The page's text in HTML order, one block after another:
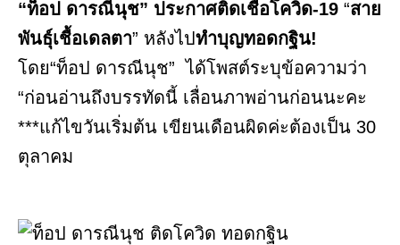
“ท็อป ดารณีนุช” ประกาศติดเชื้อโควิด-19 “สาย
พันธุ์เชื้อเดลตา” หลังไปทำบุญทอดกฐิน!
โดย“ท็อป ดารณีนุช” ได้โพสต์ระบุข้อความว่า
“ก่อนอ่านถึงบรรทัดนี้ เลื่อนภาพอ่านก่อนนะคะ
***แก้ไขวันเริ่มต้น เขียนเดือนผิดค่ะต้องเป็น 30
ตุลาคม